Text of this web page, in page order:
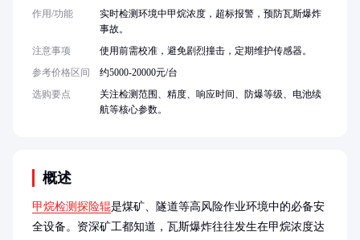
概述
甲烷检测探险辊是煤矿、隧道等高风险作业环境中的必备安
全设备。资深矿工都知道，瓦斯爆炸往往发生在甲烷浓度达
作用/功能
实时检测环境中甲烷浓度，超标报警，预防瓦斯爆炸
事故。
注意事项
使用前需校准，避免剧烈撞击，定期维护传感器。
参考价格区间
约5000-20000元/台
选购要点
关注检测范围、精度、响应时间、防爆等级、电池续
航等核心参数。